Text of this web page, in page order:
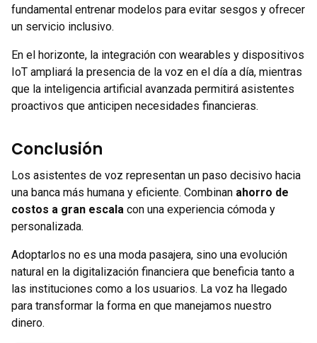
fundamental entrenar modelos para evitar sesgos y ofrecer
un servicio inclusivo.
En el horizonte, la integración con wearables y dispositivos
IoT ampliará la presencia de la voz en el día a día, mientras
que la inteligencia artificial avanzada permitirá asistentes
proactivos que anticipen necesidades financieras.
Conclusión
Los asistentes de voz representan un paso decisivo hacia
una banca más humana y eficiente. Combinan ahorro de
costos a gran escala con una experiencia cómoda y
personalizada.
Adoptarlos no es una moda pasajera, sino una evolución
natural en la digitalización financiera que beneficia tanto a
las instituciones como a los usuarios. La voz ha llegado
para transformar la forma en que manejamos nuestro
dinero.